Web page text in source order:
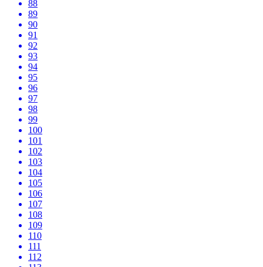
88
89
90
91
92
93
94
95
96
97
98
99
100
101
102
103
104
105
106
107
108
109
110
111
112